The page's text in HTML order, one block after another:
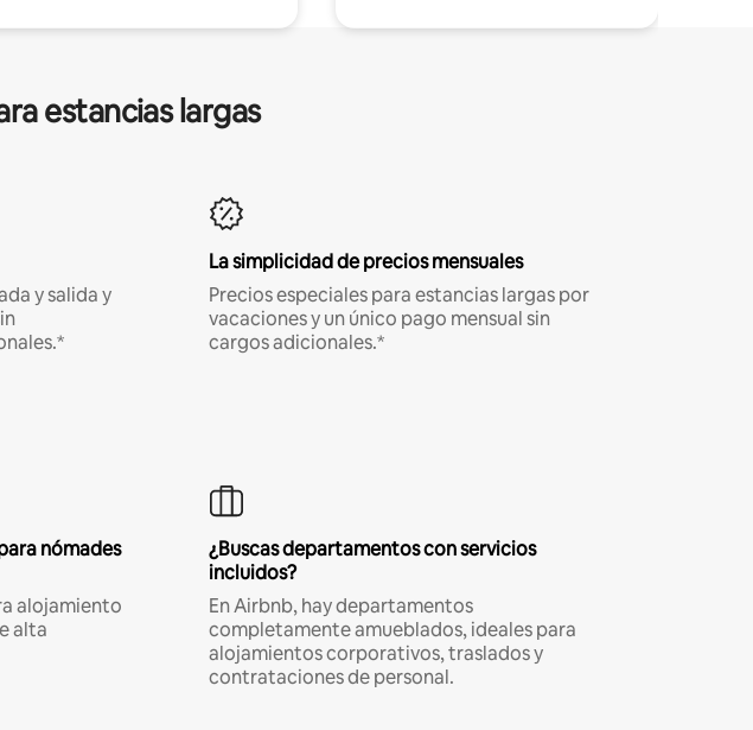
estancias largas
y salida y
La simplicidad de precios mensuales
Precios especiales para estancias largas por
vacaciones y un único pago mensual sin
cargos adicionales.*
nómades
alojamiento
alta
¿Buscas departamentos con servicios
incluidos?
En Airbnb, hay departamentos
completamente amueblados, ideales para
alojamientos corporativos, traslados y
contrataciones de personal.